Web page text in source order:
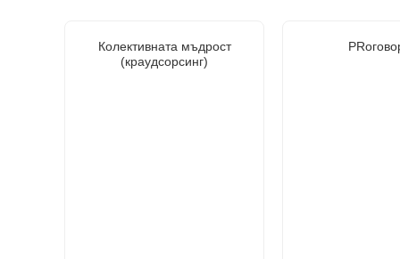
Колективната мъдрост
(краудсорсинг)